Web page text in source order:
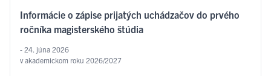
Informácie o zápise prijatých uchádzačov do prvého
ročníka magisterského štúdia
- 24. júna 2026
v akademickom roku 2026/2027